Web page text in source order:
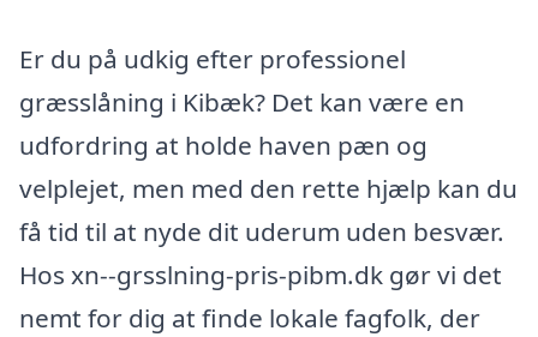
Er du på udkig efter professionel
græsslåning i Kibæk? Det kan være en
udfordring at holde haven pæn og
velplejet, men med den rette hjælp kan du
få tid til at nyde dit uderum uden besvær.
Hos xn--grsslning-pris-pibm.dk gør vi det
nemt for dig at finde lokale fagfolk, der